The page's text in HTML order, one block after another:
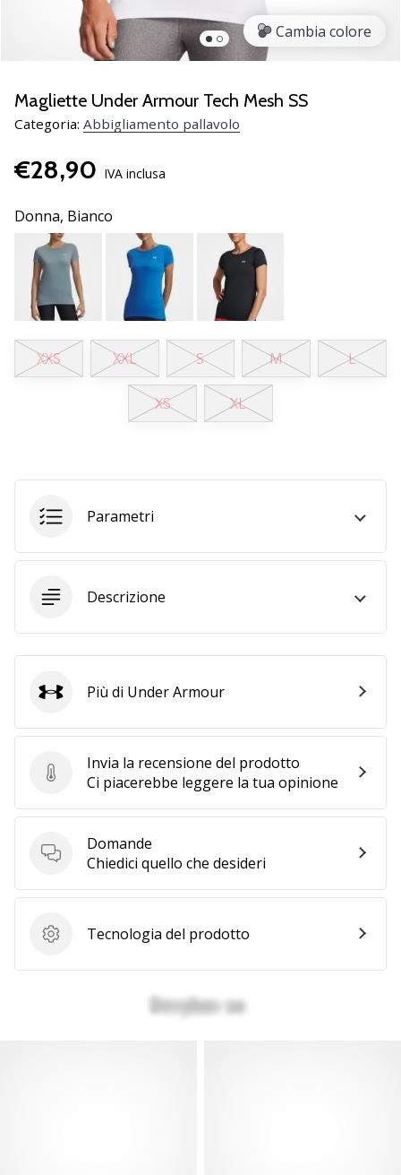
ambassador
Weplayvolleyball
un
fanatico
della
come
Unisciti
noi
come
marchio
Ambassador.
11. 8. 2022
Tempo di lettura: 2 min.
program
Hai
sito
personale,
blog,
Facebook
un
forum
online?
generino
profitto.
Unisciti
Cambia colore
Magliette Under Armour Tech Mesh SS
Categoria: Abbigliamento pallavolo
€28,90 IVA inclusa
Donna, Bianco
XXS XXL S M L
XS XL
Parametri
Descrizione
Invia la recensione del prodotto
Invia la recensione del prodotto
Ci piacerebbe leggere la tua opinione
Domande
Domande
Chiedici quello che desideri
Tecnologia del prodotto
Tecnologia del prodotto
Under Armour
Più di Under Armour